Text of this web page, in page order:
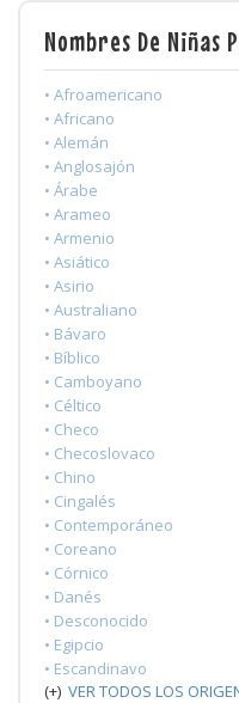
Nombres De Niñas
• Afroamericano
• Africano
• Alemán
• Anglosajón
• Árabe
• Arameo
• Armenio
• Asiático
• Asirio
• Australiano
• Bávaro
• Bíblico
• Camboyano
• Céltico
• Checo
• Checoslovaco
• Chino
• Cingalés
• Contemporáneo
• Coreano
• Córnico
• Danés
• Desconocido
• Egipcio
• Escandinavo
(+) VER TODOS LOS